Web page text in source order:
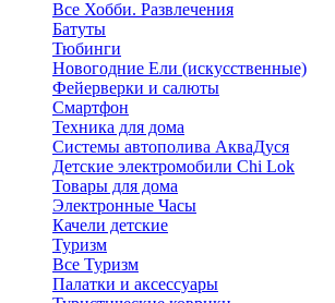
Все Хобби. Развлечения
Батуты
Тюбинги
Новогодние Ели (искусственные)
Фейерверки и салюты
Смартфон
Техника для дома
Системы автополива АкваДуся
Детские электромобили Chi Lok
Товары для дома
Электронные Часы
Качели детские
Туризм
Все Туризм
Палатки и аксессуары